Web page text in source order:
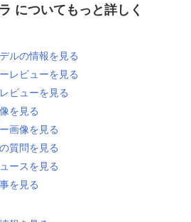
についてもっと詳しく
ルの情報を見る
レビューを見る
ビューを見る
を見る
画像を見る
質問を見る
ースを見る
を見る